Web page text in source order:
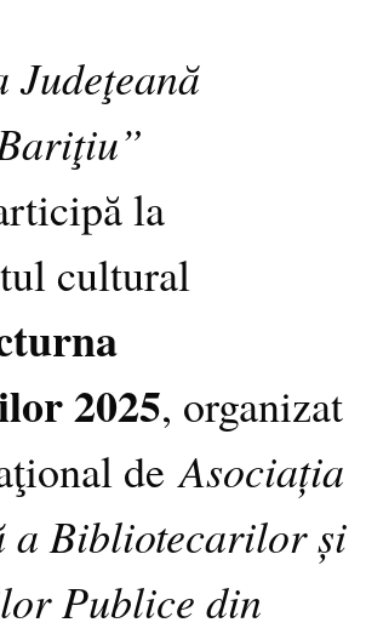
Judeţeană
la
cultural
2025, organizat
deAsociația
a Bibliotecarilor și
Publice din